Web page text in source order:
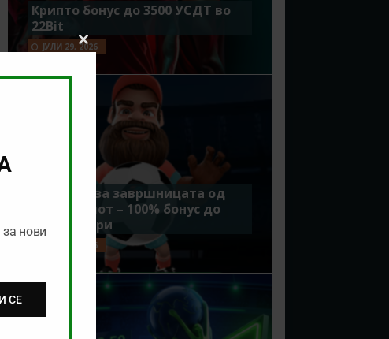
Крипто бонус до 3500 УСДТ во
22Bit
ЈУЛИ 29, 2026
Идеално за завршницата од
Мундијалот – 100% бонус до
7500 денари
ЈУЛИ 15, 2026
Close
module
нови
СЕ